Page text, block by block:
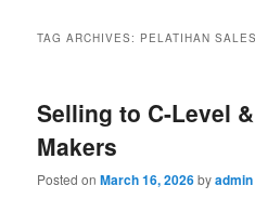
TAG ARCHIVES: PELATIHAN
Selling to C-Level
Makers
Posted onMarch 16, 2026byadmin